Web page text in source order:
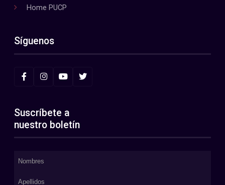
Home PUCP
Síguenos
Suscríbete a
nuestro boletín